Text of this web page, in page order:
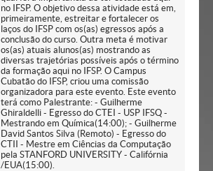
no IFSP. O objetivo dessa atividade está em,
primeiramente, estreitar e fortalecer os
laços do IFSP com os(as) egressos após a
conclusão do curso. Outra meta é motivar
os(as) atuais alunos(as) mostrando as
diversas trajetórias possíveis após o término
da formação aqui no IFSP. O Campus
Cubatão do IFSP, criou uma comissão
organizadora para este evento. Este evento
terá como Palestrante: - Guilherme
Ghiraldelli - Egresso do CTEI - USP IFSQ -
Mestrando em Química(14:00); - Guilherme
David Santos Silva (Remoto) - Egresso do
CTII - Mestre em Ciências da Computação
pela STANFORD UNIVERSITY - Califórnia
/EUA(15:00).